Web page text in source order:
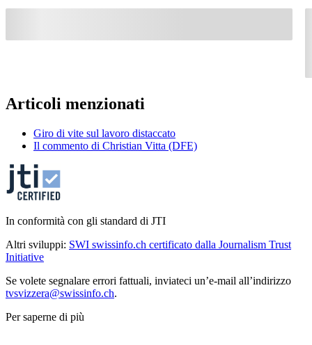
Articoli menzionati
Giro di vite sul lavoro distaccato
Il commento di Christian Vitta (DFE)
In conformità con gli standard di JTI
Altri sviluppi: SWI swissinfo.ch certificato dalla Journalism Trust
Initiative
Se volete segnalare errori fattuali, inviateci un’e-mail all’indirizzo
tvsvizzera@swissinfo.ch.
Per saperne di più